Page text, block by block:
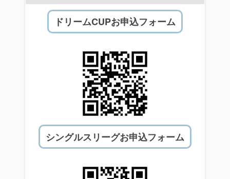
ドリームCUPお申込フォーム
シングルスリーグお申込フォーム